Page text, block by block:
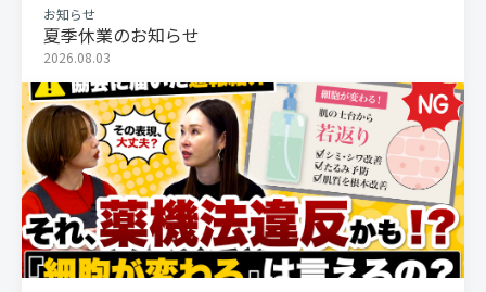
お知らせ
夏季休業のお知らせ
2026.08.03